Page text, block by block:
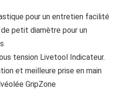
pour un entretien facilité
petit diamètre pour un
tension Livetool Indicateur.
et meilleure prise en main
GripZone